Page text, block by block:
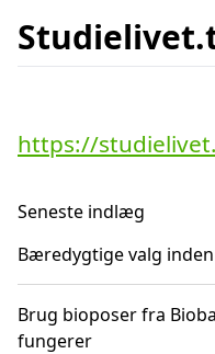
https://
Seneste indlæg
Bæredygtige valg
Brug bioposer fra
fungerer